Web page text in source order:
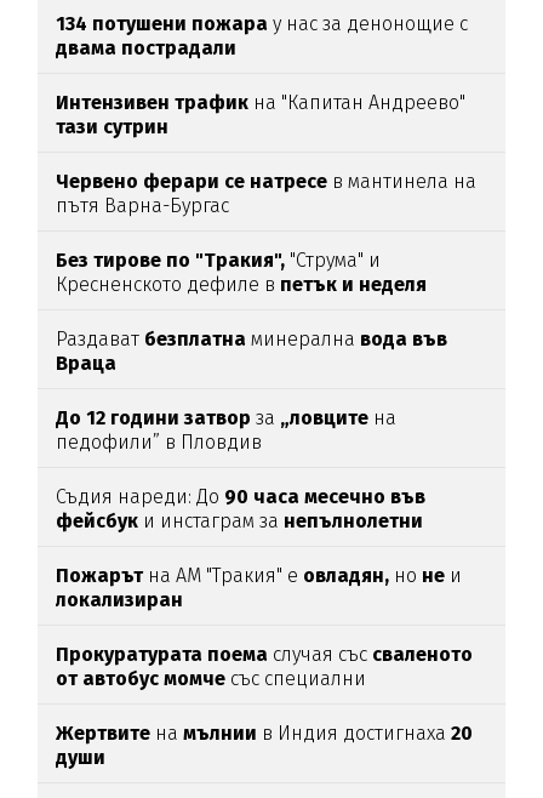
134 потушени пожара у нас за денонощие с
двама пострадали
Интензивен трафик на "Капитан Андреево"
тази сутрин
Червено ферари се натресе в мантинела на
пътя Варна-Бургас
Без тирове по "Тракия", "Струма" и
Кресненското дефиле в петък и неделя
Раздават безплатна минерална вода във
Враца
До 12 години затвор за „ловците на
педофили” в Пловдив
Съдия нареди: До 90 часа месечно във
фейсбук и инстаграм за непълнолетни
Пожарътна АМ "Тракия" е овладян, но не и
локализиран
Прокуратурата поема случая със сваленото
от автобус момче със специални
Жертвите намълнии в Индия достигнаха20
души